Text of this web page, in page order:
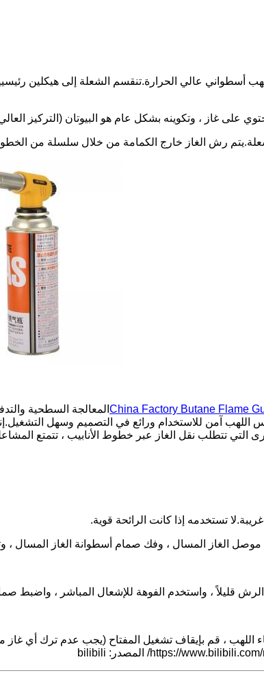
عالي الحرارة.تنقسم الشعلة إلى هيكلين
على غاز ، وتكوينه بشكل عام هو البيوتان (التركيز
رش الغاز خارج الكمامة من خلال سلسلة من
China Factory Butane Flame المعالجة السطحية
آمن للاستخدام ورائع في التصميم وسهل
التي تتطلب نقل الغاز عبر خطوط الأنابيب ، تتمتع
تستخدمه إذا كانت الرائحة قوية.
الغاز المسال ، وفك صمام أسطوانة الغاز المسال ،
قليلاً ، واستخدم الفوهة للإشعال المباشر ،
اللهب ، قم بإيقاف تشغيل المفتاح (يجب عدم ترك